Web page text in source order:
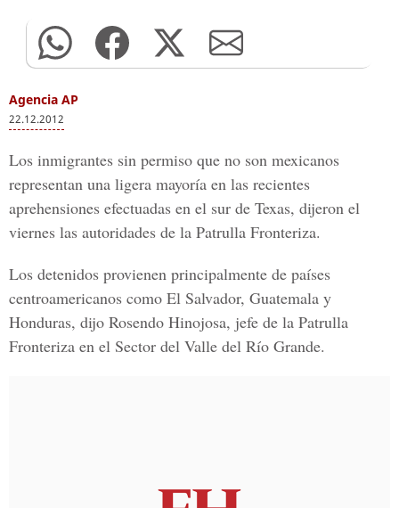
Agencia AP
22.12.2012
Los inmigrantes sin permiso que no son mexicanos
representan una ligera mayoría en las recientes
aprehensiones efectuadas en el sur de Texas, dijeron el
viernes las autoridades de la Patrulla Fronteriza.
Los detenidos provienen principalmente de países
centroamericanos como El Salvador, Guatemala y
Honduras, dijo Rosendo Hinojosa, jefe de la Patrulla
Fronteriza en el Sector del Valle del Río Grande.